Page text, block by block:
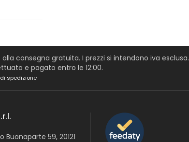
consegna gratuita. I prezzi si intendono iva esclusa.
e pagato entro le 12:00.
spedizione
Buonaparte 59, 20121